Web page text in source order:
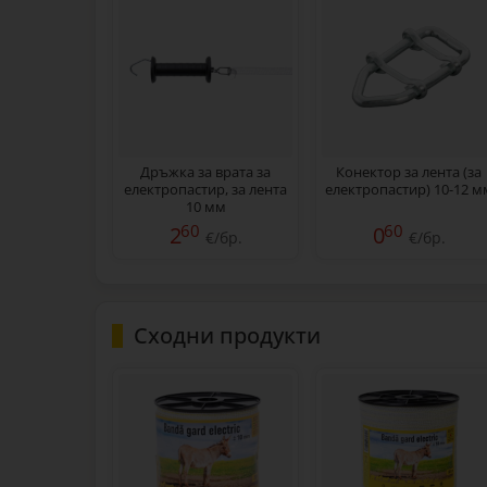
Дръжка за врата за
електропастир, за лента
10 мм
260 €/бр.
Конектор за лента (за
електропастир) 10-12
060 €/бр.
Сходни продукти